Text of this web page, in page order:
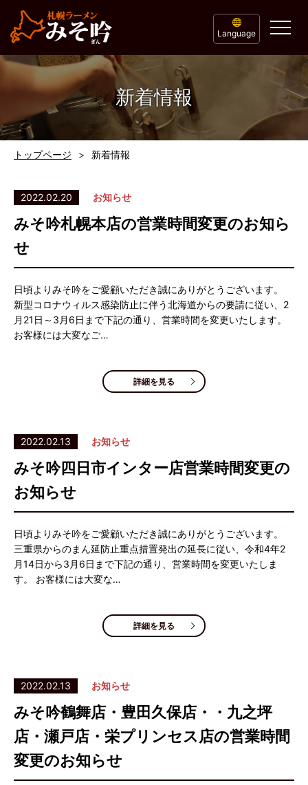
Language
新着情報
トップページ 新着情報
2022.02.20 お知らせ
みそ吟札幌本店の営業時間変更のお知ら
せ
日頃よりみそ吟をご愛顧いただき誠にありがとうございます。
新型コロナウィルス感染防止に伴う北海道からの要請に従い、2
月21日～3月6日まで下記の通り、営業時間を変更いたします。
お客様には大変なご…
詳細を見る
2022.02.13 お知らせ
みそ吟四日市インター店営業時間変更の
お知らせ
日頃よりみそ吟をご愛顧いただき誠にありがとうございます。
三重県からのまん延防止重点措置発出の延長に従い、令和4年2
月14日から3月6日まで下記の通り、営業時間を変更いたしま
す。 お客様には大変な…
詳細を見る
2022.02.13 お知らせ
みそ吟鶴舞店・豊田久保店・・九之坪
店・瀬戸店・栄プリンセス店の営業時間
変更のお知らせ